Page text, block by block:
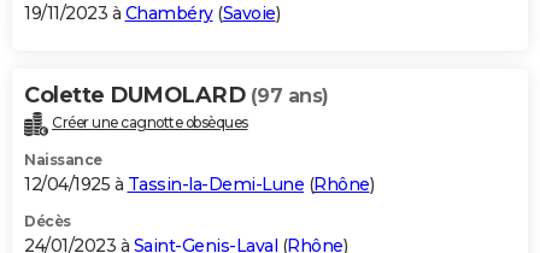
19/11/2023 à Chambéry(Savoie)
Colette DUMOLARD (97 ans)
Créer une cagnotte obsèques
Naissance
12/04/1925 à Tassin-la-Demi-Lune (Rhône)
Décès
24/01/2023 à Saint-Genis-Laval (Rhône)